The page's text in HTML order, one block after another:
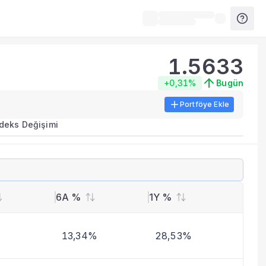
metrikleri listelenir.
benzer fonları inceleyebilirsiniz.
1.5633
+0,31% Bugün
Portföye Ekle
Değişimi
6A % 1Y %
13,34% 28,53%